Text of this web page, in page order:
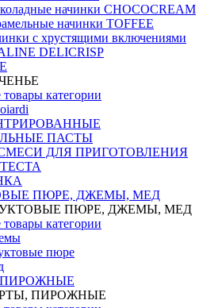
начинки CHOCOCREAM
начинки TOFFEE
с хрустящими включениями
DELICRISP
товары категории
ПАСТЫ
ДЛЯ ПРИГОТОВЛЕНИЯ
ПЮРЕ, ДЖЕМЫ, МЕД
ПЮРЕ, ДЖЕМЫ, МЕД
товары категории
пюре
ПИРОЖНЫЕ